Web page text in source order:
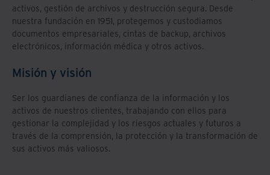
activos, gestión de archivos y destrucción segura. Desde
nuestra fundación en 1951, protegemos y custodiamos
documentos empresariales, cintas de backup, archivos
electrónicos, información médica y otros activos.
Misión y visión
Ser los guardianes de confianza de la información y los
activos de nuestros clientes, trabajando con ellos para
gestionar la complejidad y los riesgos actuales y futuros a
través de la comprensión, la protección y la transformación de
sus activos más valiosos.